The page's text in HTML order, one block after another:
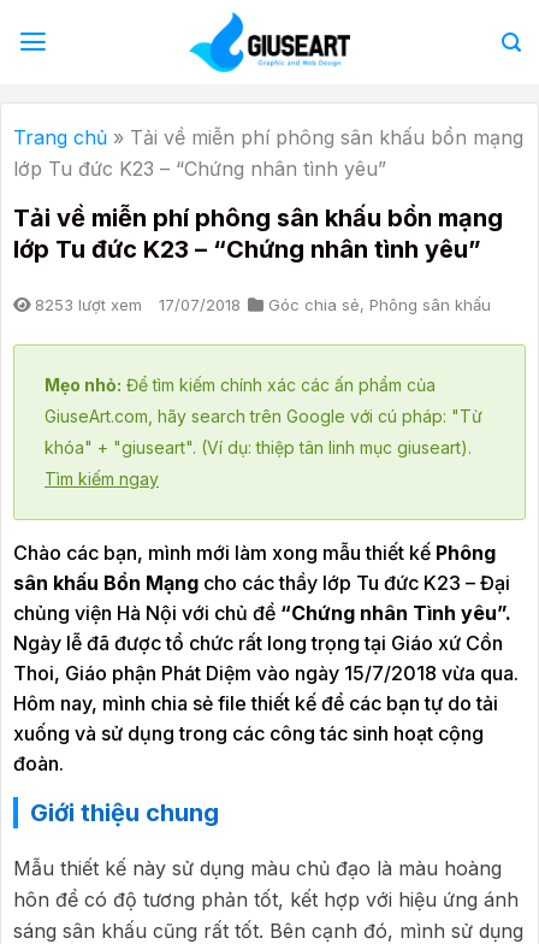
qua
dung
Trang chủ » Tải về miễn phí phông sân khấu bổn mạng
lớp Tu đức K23 – “Chứng nhân tình yêu”
Tải về miễn phí phông sân khấu bổn mạng
lớp Tu đức K23 – “Chứng nhân tình yêu”
8253 lượt xem 17/07/2018 Góc chia sẻ, Phông sân khấu
Mẹo nhỏ: Để tìm kiếm chính xác các ấn phẩm của
GiuseArt.com, hãy search trên Google với cú pháp: "Từ
khóa" + "giuseart". (Ví dụ: thiệp tân linh mục giuseart).
Tìm kiếm ngay
Chào các bạn, mình mới làm xong mẫu thiết kế Phông
sân khấu Bổn Mạng cho các thầy lớp Tu đức K23 – Đại
chủng viện Hà Nội với chủ đề “Chứng nhân Tình yêu”.
Ngày lễ đã được tổ chức rất long trọng tại Giáo xứ Cồn
Thoi, Giáo phận Phát Diệm vào ngày 15/7/2018 vừa qua.
Hôm nay, mình chia sẻ file thiết kế để các bạn tự do tải
xuống và sử dụng trong các công tác sinh hoạt cộng
đoàn.
Giới thiệu chung
Mẫu thiết kế này sử dụng màu chủ đạo là màu hoàng
hôn để có độ tương phản tốt, kết hợp với hiệu ứng ánh
sáng sân khấu cũng rất tốt. Bên cạnh đó, mình sử dụng